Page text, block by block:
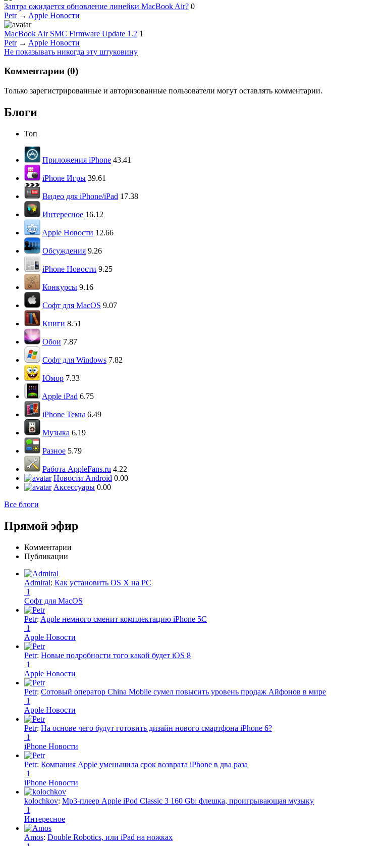
Завтра ожидается обновление линейки MacBook Air? 0
Petr→ Apple Новости
MacBook Air SMC Firmware Update 1.2 1
Petr→ Apple Новости
Не показывать никогда эту штуковину
Комментарии (0)
Только зарегистрированные и авторизованные пользователи могут оставлять комментарии.
Блоги
Топ
Приложения iPhone 43.41
iPhone Игры 39.61
Видео для iPhone/iPad 17.38
Интересное 16.12
Apple Новости 12.66
Обсуждения 9.26
iPhone Новости 9.25
Конкурсы 9.16
Софт для MacOS 9.07
Книги 8.51
Обои 7.87
Софт для Windows 7.82
Юмор 7.33
Apple iPad 6.75
iPhone Темы 6.49
Музыка 6.19
Разное 5.79
Работа AppleFans.ru 4.22
Новости Android 0.00
Аксессуары 0.00
Все блоги
Прямой эфир
Комментарии
Публикации
Admiral: Как установить OS X на PC
1
Софт для MacOS
Petr: Apple немного сменит комплектацию iPhone 5C
1
Apple Новости
Petr: Новые подробности того какой будет iOS 8
1
Apple Новости
Petr: Сотовый оператор China Mobile сумел повысить уровень продаж Айфонов в мире
1
Apple Новости
Petr: На основе чего будут готовить дизайн нового смартфона iPhone 6?
1
iPhone Новости
Petr: Компания Apple уменьшила срок возврата iPhone в два раза
1
iPhone Новости
kolochkov: Mp3-плеер Apple iPod Classic 3 160 Gb: флешка, проигрывающая музыку
1
Интересное
Amos: Double Robotics, или iPad на ножках